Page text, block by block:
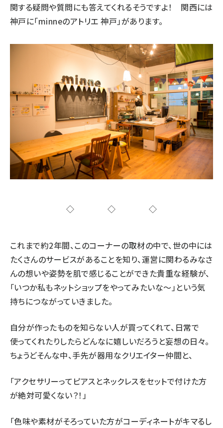
関する疑問や質問にも答えてくれるそうですよ！ 関西には
神戸に「minneのアトリエ 神戸」があります。
◇◇◇
これまで約2年間、このコーナーの取材の中で、世の中には
たくさんのサービスがあることを知り、運営に関わるみなさ
んの想いや姿勢を肌で感じることができた貴重な経験が、
「いつか私もネットショップをやってみたいな〜」という気
持ちにつながっていきました。
自分が作ったものを知らない人が買ってくれて、日常で
使ってくれたりしたらどんなに嬉しいだろうと妄想の日々。
ちょうどそんな中、手先が器用なクリエイター仲間と、
「アクセサリーってピアスとネックレスをセットで付けた方
が絶対可愛くない？！」
「色味や素材がそろっていた方がコーディネートがキマるし